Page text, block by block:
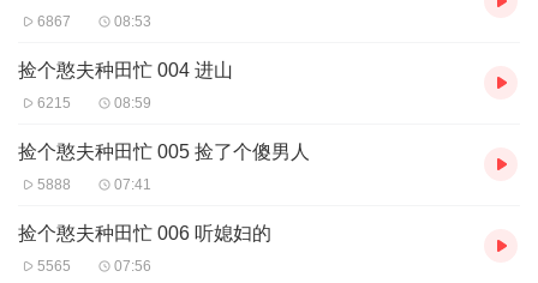
6867 08:53
捡个憨夫种田忙 004 进山
6215 08:59
捡个憨夫种田忙 005 捡了个傻男人
5888 07:41
捡个憨夫种田忙 006 听媳妇的
5565 07:56